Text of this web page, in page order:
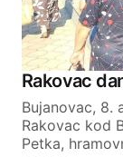
Rakovac
Bujanovac, 8.
Rakovac kod
Petka,